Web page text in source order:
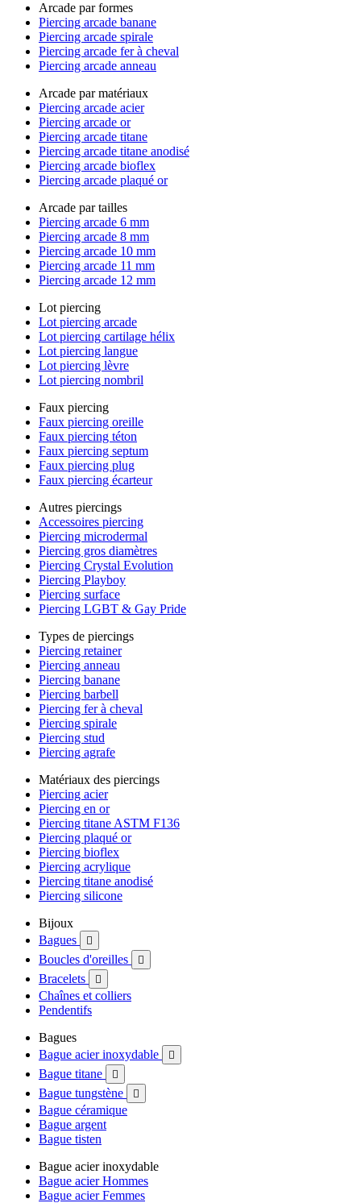
Arcade par formes
Piercing arcade banane
Piercing arcade spirale
Piercing arcade fer à cheval
Piercing arcade anneau
Arcade par matériaux
Piercing arcade acier
Piercing arcade or
Piercing arcade titane
Piercing arcade titane anodisé
Piercing arcade bioflex
Piercing arcade plaqué or
Arcade par tailles
Piercing arcade 6 mm
Piercing arcade 8 mm
Piercing arcade 10 mm
Piercing arcade 11 mm
Piercing arcade 12 mm
Lot piercing
Lot piercing arcade
Lot piercing cartilage hélix
Lot piercing langue
Lot piercing lèvre
Lot piercing nombril
Faux piercing
Faux piercing oreille
Faux piercing téton
Faux piercing septum
Faux piercing plug
Faux piercing écarteur
Autres piercings
Accessoires piercing
Piercing microdermal
Piercing gros diamètres
Piercing Crystal Evolution
Piercing Playboy
Piercing surface
Piercing LGBT & Gay Pride
Types de piercings
Piercing retainer
Piercing anneau
Piercing banane
Piercing barbell
Piercing fer à cheval
Piercing spirale
Piercing stud
Piercing agrafe
Matériaux des piercings
Piercing acier
Piercing en or
Piercing titane ASTM F136
Piercing plaqué or
Piercing bioflex
Piercing acrylique
Piercing titane anodisé
Piercing silicone
Bijoux
Bagues

Boucles d'oreilles 
Bracelets 
Chaînes et colliers
Pendentifs
Bagues
Bague acier inoxydable

Bague titane 
Bague tungstène 
Bague céramique
Bague argent
Bague tisten
Bague acier inoxydable
Bague acier Hommes
Bague acier Femmes